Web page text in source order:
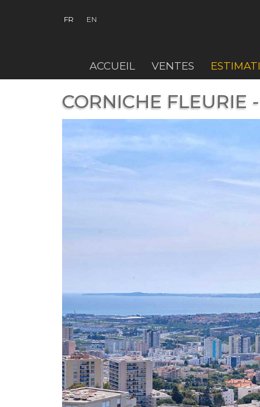
FR EN
ACCUEIL VENTES
CORNICHE FLEURIE